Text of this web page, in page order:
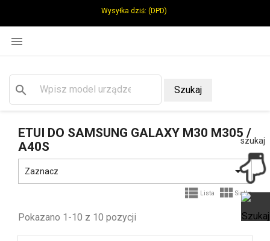
Wysyłka dziś: (DPD)

search Szukaj
ETUI DO SAMSUNG GALAXY M30 M305 /
A40S
Zaznacz 
 Lista  Siatka
Pokazano 1-10 z 10 pozycji
szukaj